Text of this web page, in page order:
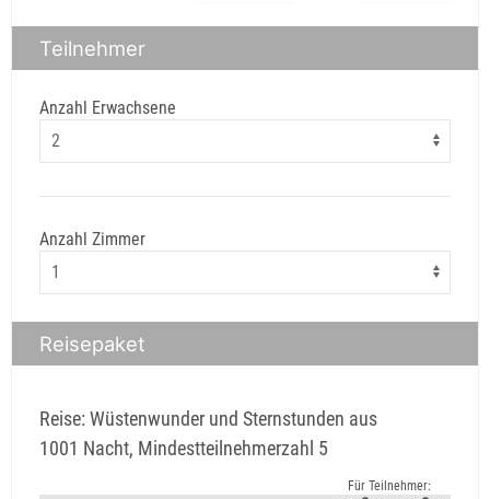
Teilnehmer
Anzahl Erwachsene
Anzahl Zimmer
Reisepaket
Reise: Wüstenwunder und Sternstunden aus
1001 Nacht, Mindestteilnehmerzahl 5
Für Teilnehmer: